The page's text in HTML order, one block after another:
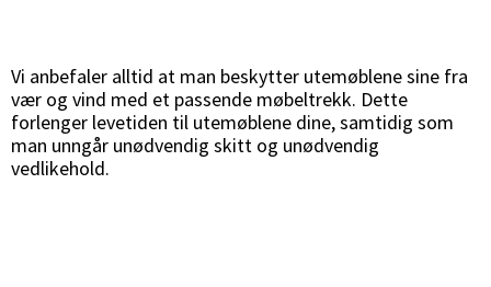
Vi anbefaler alltid at man beskytter utemøblene sine fra
vær og vind med et passende møbeltrekk. Dette
forlenger levetiden til utemøblene dine, samtidig som
man unngår unødvendig skitt og unødvendig
vedlikehold.